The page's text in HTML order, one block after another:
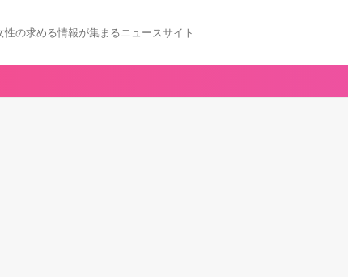
の求める情報が集まるニュースサイト